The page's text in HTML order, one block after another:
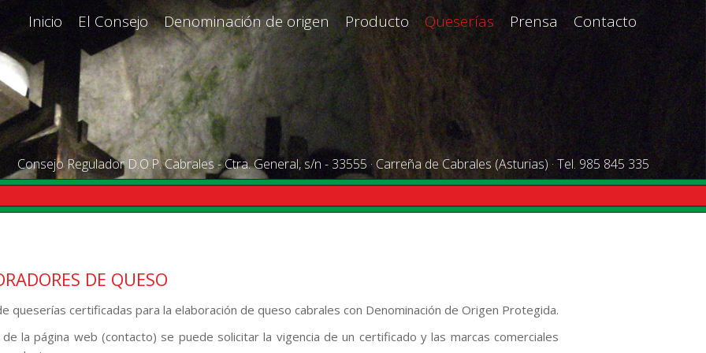
Inicio El Consejo Denominación de origen Producto Queserías Prensa Contacto
Consejo Regulador D.O.P. Cabrales - Ctra. General, s/n - 33555 · Carreña de Cabrales (Asturias) · Tel. 985 845 335
DE QUESO
queserías certificadas para la elaboración de queso cabrales con Denominación de Origen Protegida.
la página web (contacto) se puede solicitar la vigencia de un certificado y las marcas comerciales